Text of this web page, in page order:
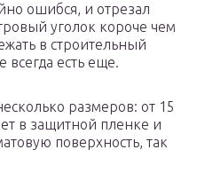
ошибся, и отрезал
уголок короче чем
в строительный
всегда есть еще.
размеров: от 15
в защитной пленке и
поверхность, так